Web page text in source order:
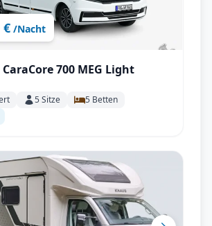
€ /Nacht
700 MEG Light
5Sitze 5 Betten